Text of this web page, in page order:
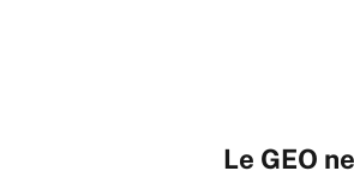
Le GEO